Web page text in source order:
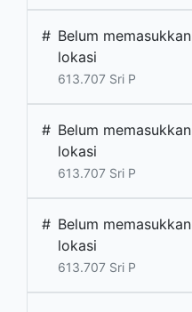
# Belum memasukkan
lokasi
613.707 Sri P
# Belum memasukkan
lokasi
613.707 Sri P
# Belum memasukkan
lokasi
613.707 Sri P